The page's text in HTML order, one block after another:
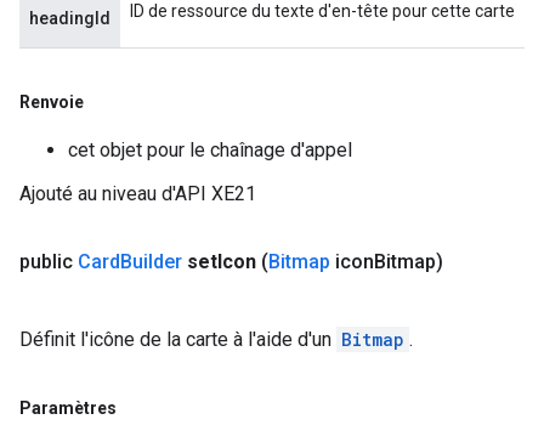
headingId ID de ressource du texte d'en-tête pour cette carte
Renvoie
cet objet pour le chaînage d'appel
Ajouté au niveau d'API XE21
public CardBuilder setIcon (Bitmap iconBitmap)
Définit l'icône de la carte à l'aide d'un Bitmap .
Paramètres